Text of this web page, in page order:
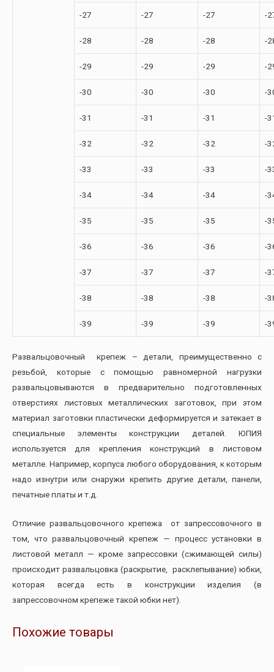
-27 -27 -27 -
-28 -28 -28 -
-29 -29 -29 -
-30 -30 -30 -
-31 -31 -31 -
-32 -32 -32 -
-33 -33 -33 -
-34 -34 -34 -
-35 -35 -35 -
-36 -36 -36 -
-37 -37 -37 -
-38 -38 -38 -
-39 -39 -39 -
Развальцовочный крепеж – детали, преимущественно с
резьбой, которые с помощью равномерной нагрузки
развальцовываются в предварительно подготовленных
отверстиях листовых металлических заготовок, при этом
материал заготовки пластически деформируется и затекает в
специальные элементы конструкции деталей. ЮПИЯ
используется для крепления конструкций в листовом
металле. Например, корпуса любого оборудования, к которым
надо изнутри или снаружи крепить другие детали, панели,
печатные платы и т.д.
Отличие развальцовочного крепежа от запрессовочного в
том, что развальцовочный крепеж — процесс установки в
листовой металл — кроме запрессовки (сжимающей силы)
происходит развальцовка (раскрытие, расклепывание) юбки,
которая всегда есть в конструкции изделия (в
запрессовочном крепеже такой юбки нет).
Похожие товары